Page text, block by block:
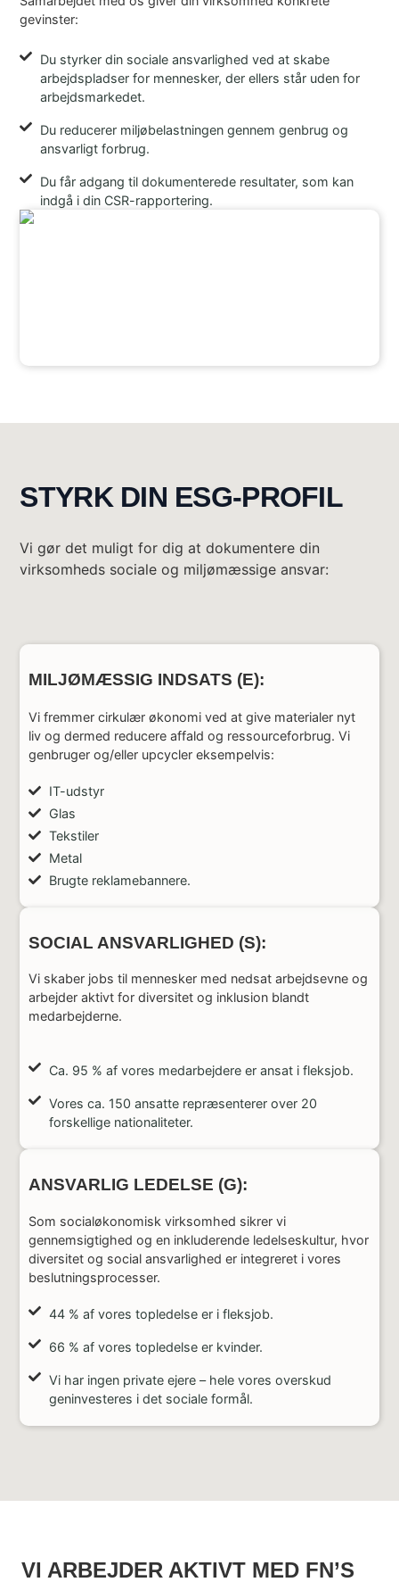
gevinster:
Du styrker din sociale ansvarlighed ved at skabe
arbejdspladser for mennesker, der ellers står uden for
arbejdsmarkedet.
Du reducerer miljøbelastningen gennem genbrug og
ansvarligt forbrug.
Du får adgang til dokumenterede resultater, som kan
indgå i din CSR-rapportering.
STYRK DIN ESG-PROFIL
Vi gør det muligt for dig at dokumentere din
virksomheds sociale og miljømæssige ansvar:
MILJØMÆSSIG INDSATS (E):
Vi fremmer cirkulær økonomi ved at give materialer nyt
liv og dermed reducere affald og ressourceforbrug. Vi
genbruger og/eller upcycler eksempelvis:
IT-udstyr
Glas
Tekstiler
Metal
Brugte reklamebannere.
SOCIAL ANSVARLIGHED (S):
Vi skaber jobs til mennesker med nedsat arbejdsevne og
arbejder aktivt for diversitet og inklusion blandt
medarbejderne.
Ca. 95 % af vores medarbejdere er ansat i fleksjob.
Vores ca. 150 ansatte repræsenterer over 20
forskellige nationaliteter.
ANSVARLIG LEDELSE (G):
Som socialøkonomisk virksomhed sikrer vi
gennemsigtighed og en inkluderende ledelseskultur, hvor
diversitet og social ansvarlighed er integreret i vores
beslutningsprocesser.
44 % af vores topledelse er i fleksjob.
66 % af vores topledelse er kvinder.
Vi har ingen private ejere – hele vores overskud
geninvesteres i det sociale formål.
VI ARBEJDER AKTIVT MED FN’S